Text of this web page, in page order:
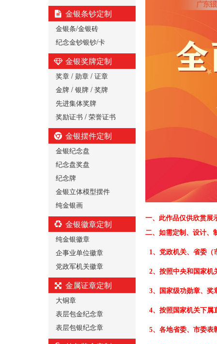
金银条钞定制
金银条/金银砖
纪念金钞银钞/卡
金银奖牌定制
奖章 / 勋章 / 证章
金牌 / 银牌 / 奖牌
先进集体奖牌
奖励证书 / 荣誉证书
金银摆件定制
金银纪念盘
纪念盘奖盘
纪念牌
金银立体模型摆件
纯金银画
金银徽章定制
纯金银徽章
企事业单位徽章
党政军机关徽章
金属证章定制
大铜章
表层包金纪念章
表层包银纪念章
一、 此作品仅供欣赏展
二、 如需定制、设计、
1、党政机关、省委（
2、按照中央和国家机
3、国家级功勋章、奖
4、按照国家机关下属
5、各地省委、市委表